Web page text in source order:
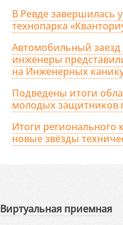
В Ревде завершилась
технопарка
Автомобильный
инженеры
на Инженерных
Подведены итоги
молодых защитников
Итоги регионального
новые звёзды
Виртуальная приемная